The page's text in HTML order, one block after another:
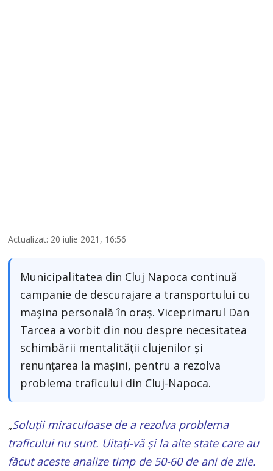
Actualizat: 20 iulie 2021, 16:56
Municipalitatea din Cluj Napoca continuă
campanie de descurajare a transportului cu
mașina personală în oraș. Viceprimarul Dan
Tarcea a vorbit din nou despre necesitatea
schimbării mentalității clujenilor și
renunțarea la mașini, pentru a rezolva
problema traficului din Cluj-Napoca.
„Soluții miraculoase de a rezolva problema
traficului nu sunt. Uitați-vă și la alte state care au
făcut aceste analize timp de 50-60 de ani de zile.